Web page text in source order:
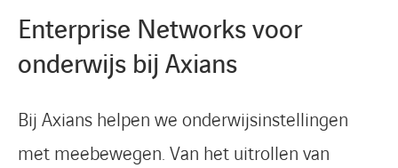
Enterprise Networks voor
onderwijs bij Axians
Bij Axians helpen we onderwijsinstellingen
met meebewegen. Van het uitrollen van